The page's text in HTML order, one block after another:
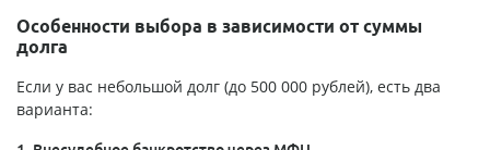
Особенности выбора в зависимости от суммы
долга
Если у вас небольшой долг (до 500 000 рублей), есть два
варианта: